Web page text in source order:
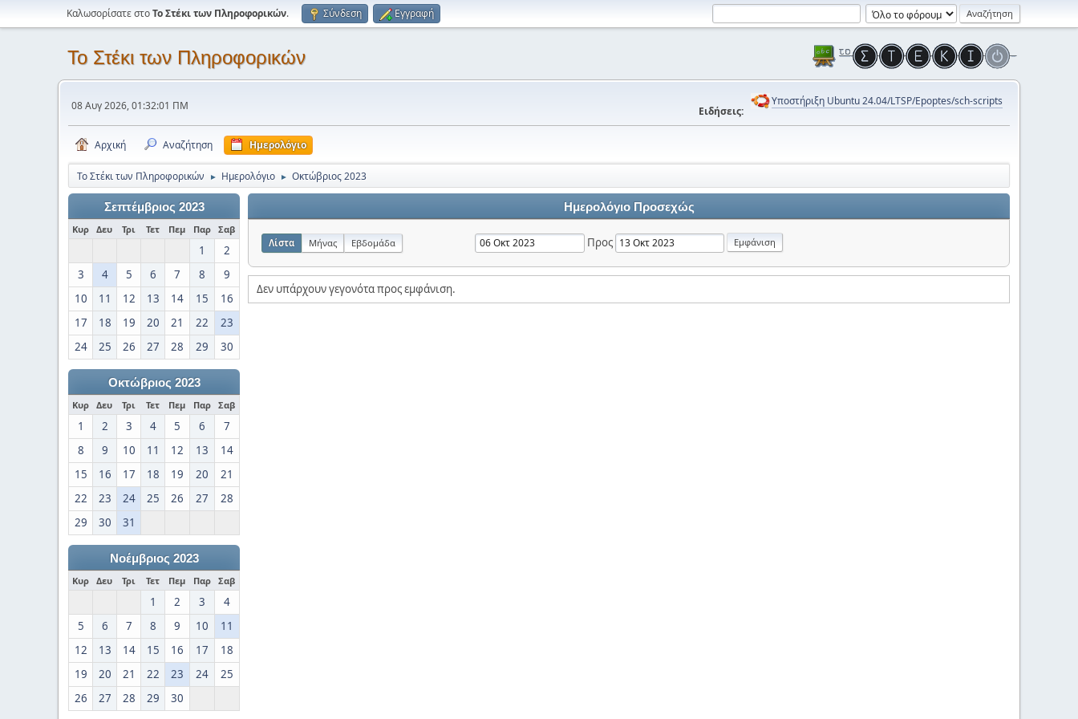
Καλωσορίσατε στοΤο Στέκι των Πληροφορικών. Σύνδεση Εγγραφή
Το Στέκι των Πληροφορικών
08 Αυγ 2026, 01:32:01 ΠΜ Ειδήσεις:
Υποστήριξη Ubuntu 24.04/LTSP/Epoptes/sch-scripts
Αρχική Αναζήτηση Ημερολόγιο
Το Στέκι των Πληροφορικών ► Ημερολόγιο ► Οκτώβριος 2023
Σεπτέμβριος 2023
Κυρ Δευ Τρι Τετ Πεμ Παρ Σαβ
1
2
3
4 5 6 7 8
9
10
11 12 13 14 15
16
17
18 19 20 21 22
23
24
25 26 27 28 29 30
Οκτώβριος 2023
Κυρ Δευ Τρι Τετ Πεμ Παρ Σαβ
1 2 3 4 5 6
7
8
9 10 11 12 13
14
15
16 17 18 19 20
21
22
23 24 25 26 27
28
29
30 31
Νοέμβριος 2023
Κυρ Δευ Τρι Τετ Πεμ Παρ Σαβ
1 2 3
4
5
6 7 8 9 10
11
12
13 14 15 16 17
18
19
20 21 22 23 24
25
26
27 28 29 30
Ημερολόγιο Προσεχώς
Λίστα Μήνας Εβδομάδα Προς
Δεν υπάρχουν γεγονότα προς εμφάνιση.